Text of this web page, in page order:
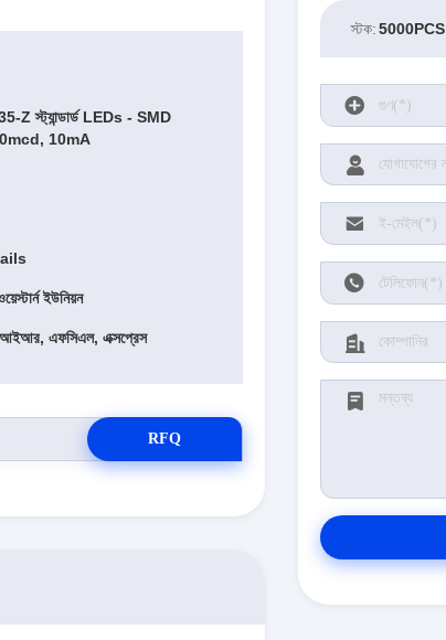
Z স্ট্যান্ডার্ড LEDs - SMD
10mA
ইউনিয়ন
এফসিএল, এক্সপ্রেস
RFQ
স্টক:5000PCS